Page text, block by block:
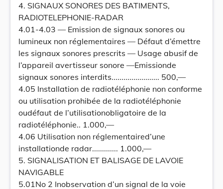
4. SIGNAUX SONORES DES BATIMENTS,
RADIOTELEPHONIE-RADAR
4.01-4.03 — Emission de signaux sonores ou
lumineux non réglementaires — Défaut d’émettre
les signaux sonores prescrits — Usage abusif de
l’appareil avertisseur sonore —Emissionde
signaux sonores interdits........................ 500,—
4.05 Installation de radiotéléphonie non conforme
ou utilisation prohibée de la radiotéléphonie
oudéfaut de l’utilisationobligatoire de la
radiotéléphonie.. 1.000,—
4.06 Utilisation non réglementaired’une
installationde radar............. 1.000,—
5. SIGNALISATION ET BALISAGE DE LAVOIE
NAVIGABLE
5.01No 2 Inobservation d’un signal de la voie